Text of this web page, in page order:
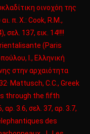
οινοχόη της
π. Χ.: Cook, R.M.,
σελ. 137, εικ. 14!!!!
(Paris
Ι., Ελληνική
στην αρχαιότητα
Mattusch, C.C., Greek
through the fifth
3.6, σελ. 37, αρ. 3.7,
des